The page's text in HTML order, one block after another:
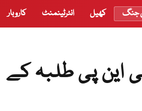
جنگ کھیل انٹرٹینمنٹ کاروبار
این پی طلبہ کے